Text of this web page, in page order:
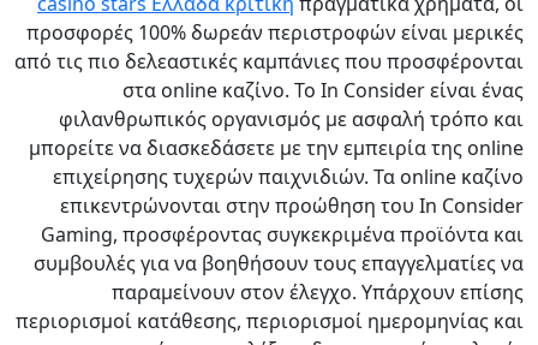
προσφορές 100% δωρεάν περιστροφών είναι μερικές
από τις πιο δελεαστικές καμπάνιες που προσφέρονται
στα online καζίνο. Το In Consider είναι ένας
φιλανθρωπικός οργανισμός με ασφαλή τρόπο και
μπορείτε να διασκεδάσετε με την εμπειρία της online
επιχείρησης τυχερών παιχνιδιών. Τα online καζίνο
επικεντρώνονται στην προώθηση του In Consider
Gaming, προσφέροντας συγκεκριμένα προϊόντα και
συμβουλές για να βοηθήσουν τους επαγγελματίες να
παραμείνουν στον έλεγχο. Υπάρχουν επίσης
περιορισμοί κατάθεσης, περιορισμοί ημερομηνίας και